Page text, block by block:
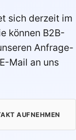
sich derzeit im
können B2B-
Anfrage-
Mail an uns
AUFNEHMEN